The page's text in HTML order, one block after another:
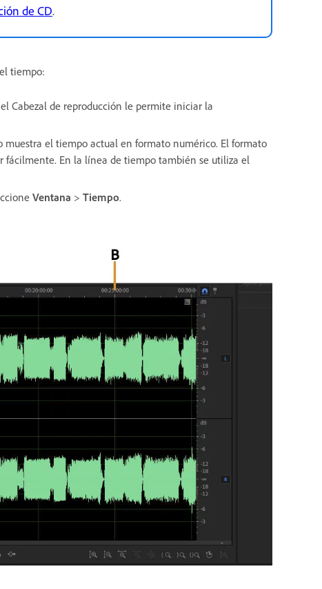
de CD.
tiempo:
Cabezal de reproducción le permite iniciar la
el tiempo actual en formato numérico. El formato
fácilmente. En la línea de tiempo también se utiliza el
Ventana > Tiempo.